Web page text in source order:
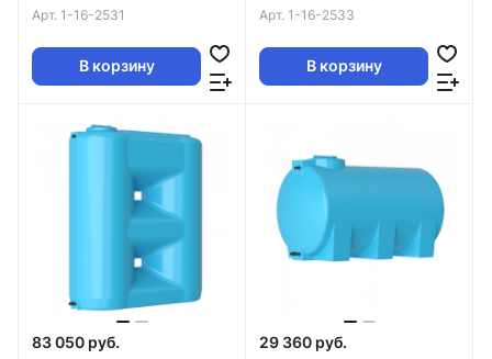
Арт. 1-16-2531
В корзину
Арт. 1-16-2533
В корзину
83 050 руб. 29 360 руб.